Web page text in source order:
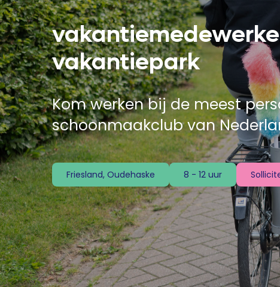
vakantiepark
Kom werken bij de meest
schoonmaakclub van
Friesland, Oudehaske 8 - 12 uur